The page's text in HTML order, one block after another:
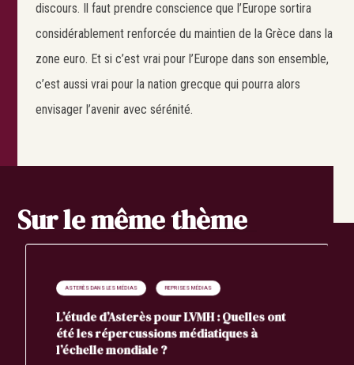
discours. Il faut prendre conscience que l’Europe sortira
considérablement renforcée du maintien de la Grèce dans la
zone euro. Et si c’est vrai pour l’Europe dans son ensemble,
c’est aussi vrai pour la nation grecque qui pourra alors
envisager l’avenir avec sérénité.
Sur le même thème
ASTERÈS DANS LES MÉDIAS REPRISES MÉDIAS
L’étude d’Asterès pour LVMH : Quelles ont
été les répercussions médiatiques à
l’échelle mondiale ?